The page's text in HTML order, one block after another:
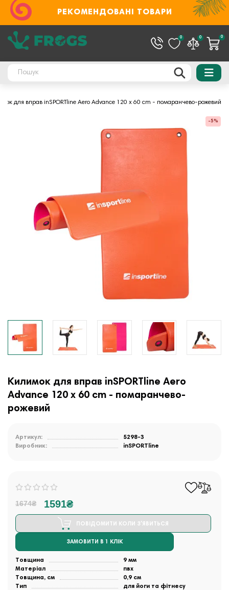
РЕКОМЕНДОВАНІ ТОВАРИ
0 0 0
для вправ inSPORTline Aero Advance 120 x 60 cm - помаранчево-рожевий
-5%
Килимок для вправ inSPORTline Aero
Advance 120 x 60 cm - помаранчево-
рожевий
Артикул:
5298-3
Виробник:
inSPORTline
1674₴ 1591₴
ПОВІДОМИТИ КОЛИ З'ЯВИТЬСЯ
ЗАМОВИТИ В 1 КЛІК
Товщина
9 мм
Матеріал
пвх
Товщина, см
0,9 см
Тип
для йоги та фітнесу